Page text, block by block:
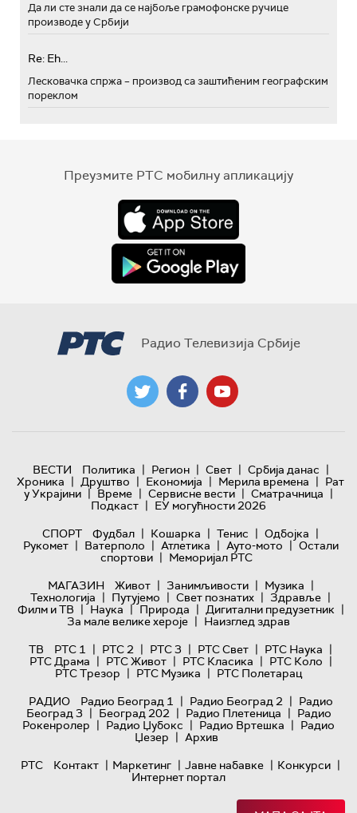
Да ли сте знали да се најбоље грамофонске ручице
производе у Србији
Re: Eh...
Лесковачка спржа – производ са заштићеним географским
пореклом
Преузмите РТС мобилну апликацију
Радио Телевизија Србије
ВЕСТИ Политика | Регион | Свет | Србија данас |
Хроника | Друштво | Економија | Мерила времена | Рат
у Украјини | Време | Сервисне вести | Сматрачница |
Подкаст | ЕУ могућности 2026
СПОРТ
Фудбал | Кошарка | Тенис | Одбојка |
Рукомет | Ватерполо | Атлетика | Ауто-мото | Остали
спортови | Меморијал РТС
МАГАЗИН
Живот | Занимљивости | Музика |
Технологијa | Путујемо | Свет познатих | Здравље |
Филм и ТВ | Наука | Природа | Дигитални предузетник |
За мале велике хероје | Наизглед здрав
ТВ
РТС 1 | РТС 2 | РТС 3 | РТС Свет | РТС Наука |
РТС Драма | РТС Живот | РТС Класика | РТС Коло |
РТС Трезор | РТС Музика | РТС Полетарац
РАДИО
Радио Београд 1 | Радио Београд 2 | Радио
Београд 3 | Београд 202 | Радио Плетеница | Радио
Рокенролер | Радио Џубокс | Радио Вртешка | Радио
Џезер | Архив
РТС
Контакт | Маркетинг | Јавне набавке | Конкурси |
Интернет портал